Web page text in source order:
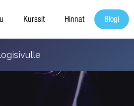
Kurssit Hinnat Blogi